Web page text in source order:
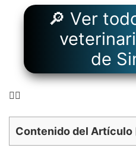
🔎 Ver
de
👉🏻
Contenido del Artículo